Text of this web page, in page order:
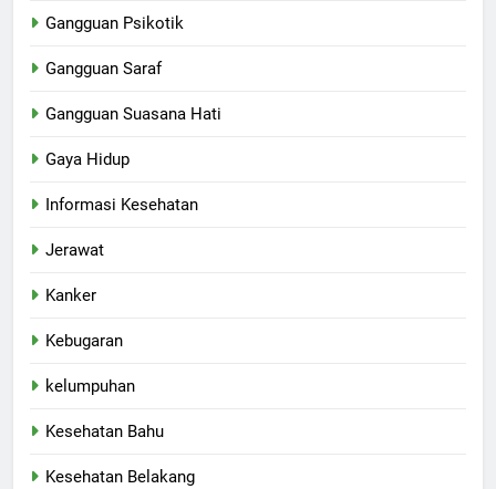
Gangguan Psikotik
Gangguan Saraf
Gangguan Suasana Hati
Gaya Hidup
Informasi Kesehatan
Jerawat
Kanker
Kebugaran
kelumpuhan
Kesehatan Bahu
Kesehatan Belakang